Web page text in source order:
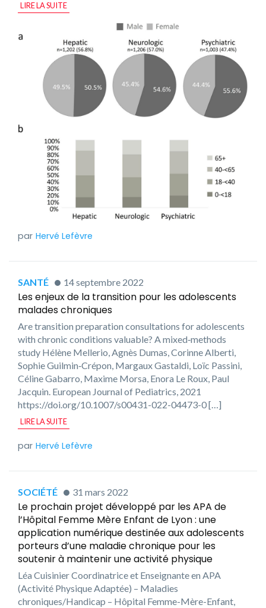
LIRE LA SUITE
Hervé Lefèvre
SANTÉ 14 septembre 2022
Les enjeux de la transition pour les adolescents
malades chroniques
Are transition preparation consultations for adolescents
with chronic conditions valuable? A mixed‑methods
study Hélène Mellerio, Agnès Dumas, Corinne Alberti,
Sophie Guilmin‑Crépon, Margaux Gastaldi, Loïc Passini,
Céline Gabarro, Maxime Morsa, Enora Le Roux, Paul
Jacquin. European Journal of Pediatrics, 2021
https://doi.org/10.1007/s00431-022-04473-0 […]
LIRE LA SUITE
Hervé Lefèvre
SOCIÉTÉ 31 mars 2022
Le prochain projet développé par les APA de
l’Hôpital Femme Mère Enfant de Lyon : une
application numérique destinée aux adolescents
porteurs d’une maladie chronique pour les
soutenir à maintenir une activité physique
Léa Cuisinier Coordinatrice et Enseignante en APA
(Activité Physique Adaptée) – Maladies
chroniques/Handicap – Hôpital Femme-Mère-Enfant,